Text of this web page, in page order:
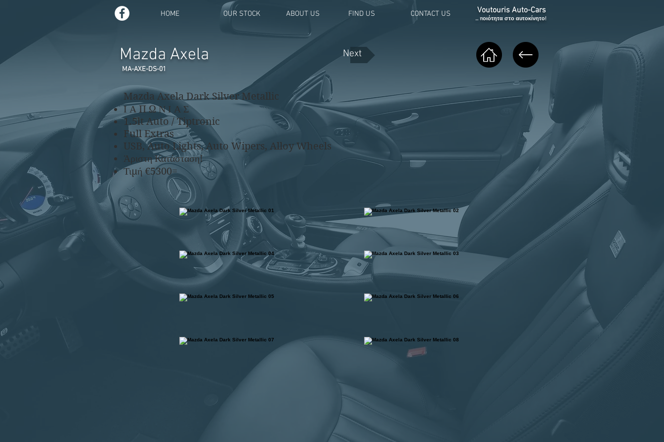
HOME OUR STOCK ABOUT US FIND US CONTACT US Voutouris Auto-Cars
... ποιότητα στο αυτοκίνητο!
Mazda Axela Next
MA-AXE-DS-01
Mazda Axela Dark Silver Metallic
ΙΑ ΠΩΝΙ Α Σ
1.5lt Auto / Tiptronic
Full Extras
USB, Auto Lights, Auto Wipers, Alloy Wheels
Άριστη Κατάσταση!
Τιμή €5300=